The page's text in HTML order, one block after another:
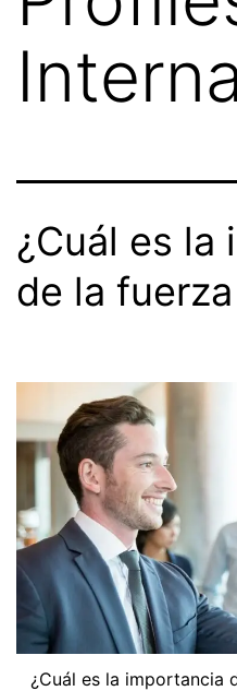
¿Cuál es la
de la
¿Cuál es la importancia